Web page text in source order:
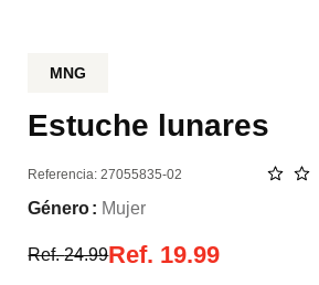
MNG
Estuche lunares
Referencia:27055835-02 ☆ ☆
Género
Mujer
Ref.24.99Ref. 19.99